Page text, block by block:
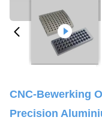
CNC-Bewerking
Precision